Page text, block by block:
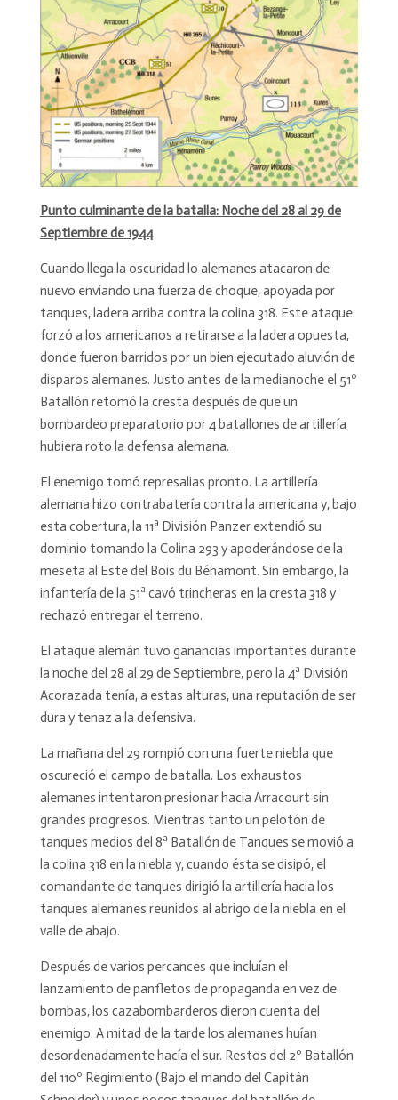
Punto culminante de la batalla: Noche del 28 al 29 de
Septiembre de 1944
Cuando llega la oscuridad lo alemanes atacaron de
nuevo enviando una fuerza de choque, apoyada por
tanques, ladera arriba contra la colina 318. Este ataque
forzó a los americanos a retirarse a la ladera opuesta,
donde fueron barridos por un bien ejecutado aluvión de
disparos alemanes. Justo antes de la medianoche el 51º
Batallón retomó la cresta después de que un
bombardeo preparatorio por 4 batallones de artillería
hubiera roto la defensa alemana.
El enemigo tomó represalias pronto. La artillería
alemana hizo contrabatería contra la americana y, bajo
esta cobertura, la 11ª División Panzer extendió su
dominio tomando la Colina 293 y apoderándose de la
meseta al Este del Bois du Bénamont. Sin embargo, la
infantería de la 51ª cavó trincheras en la cresta 318 y
rechazó entregar el terreno.
El ataque alemán tuvo ganancias importantes durante
la noche del 28 al 29 de Septiembre, pero la 4ª División
Acorazada tenía, a estas alturas, una reputación de ser
dura y tenaz a la defensiva.
La mañana del 29 rompió con una fuerte niebla que
oscureció el campo de batalla. Los exhaustos
alemanes intentaron presionar hacia Arracourt sin
grandes progresos. Mientras tanto un pelotón de
tanques medios del 8ª Batallón de Tanques se movió a
la colina 318 en la niebla y, cuando ésta se disipó, el
comandante de tanques dirigió la artillería hacia los
tanques alemanes reunidos al abrigo de la niebla en el
valle de abajo.
Después de varios percances que incluían el
lanzamiento de panfletos de propaganda en vez de
bombas, los cazabombarderos dieron cuenta del
enemigo. A mitad de la tarde los alemanes huían
desordenadamente hacía el sur. Restos del 2º Batallón
del 110º Regimiento (Bajo el mando del Capitán